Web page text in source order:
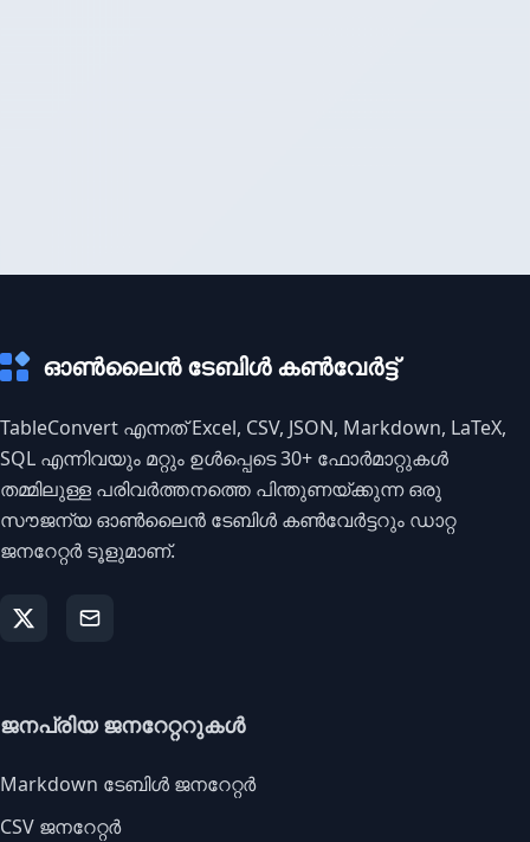
ഓൺലൈൻ ടേബിൾ കൺവേർട്ട്
TableConvert എന്നത് Excel, CSV, JSON, Markdown, LaTeX,
SQL എന്നിവയും മറ്റും ഉൾപ്പെടെ 30+ ഫോർമാറ്റുകൾ
തമ്മിലുള്ള പരിവർത്തനത്തെ പിന്തുണയ്ക്കുന്ന ഒരു
സൗജന്യ ഓൺലൈൻ ടേബിൾ കൺവേർട്ടറും ഡാറ്റ
ജനറേറ്റർ ടൂളുമാണ്.
ജനപ്രിയ ജനറേറ്ററുകൾ
Markdown ടേബിൾ ജനറേറ്റർ
CSV ജനറേറ്റർ